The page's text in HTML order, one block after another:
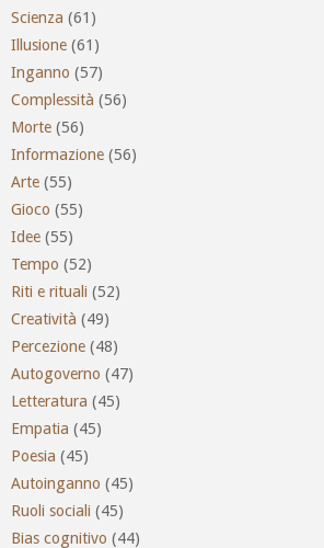
Scienza (61)
Illusione (61)
Inganno (57)
Complessità (56)
Morte (56)
Informazione (56)
Arte (55)
Gioco (55)
Idee (55)
Tempo (52)
Riti e rituali (52)
Creatività (49)
Percezione (48)
Autogoverno (47)
Letteratura (45)
Empatia (45)
Poesia (45)
Autoinganno (45)
Ruoli sociali (45)
Bias cognitivo (44)